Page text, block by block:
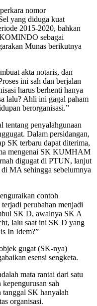
nomor
yang diduga kuat
2015-2020, bahkan
sebagai
Munas berikutnya
akta notaris, dan
ini sah dan berjalan
harus berhenti hanya
lalu? Ahli ini gagal paham
berorganisasi.”
tentang penyalahgunaan
Dalam persidangan,
SK terbaru dapat diterima,
mengenai SK KUMHAM
digugat di PTUN, lanjut
MA sehingga sebelumnya
contoh
perubahan menjadi
SK D, awalnya SK A
lalu saat ini SK D yang
In Idem?”
gugat (SK-nya)
esensi sengketa.
mata rantai dari satu
sah
SK hanyalah
organisasi.